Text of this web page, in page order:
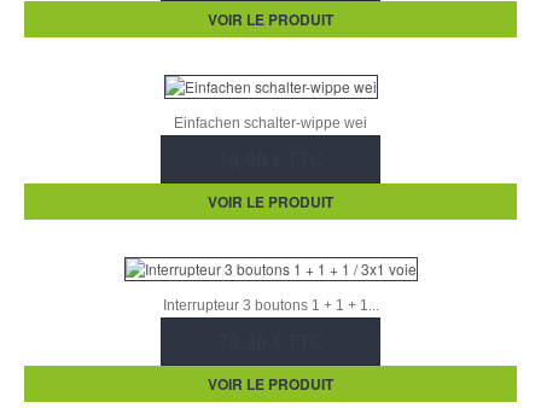
VOIR LE PRODUIT
Einfachen schalter-wippe wei
VOIR LE PRODUIT
Interrupteur 3 boutons 1 + 1 + 1...
VOIR LE PRODUIT